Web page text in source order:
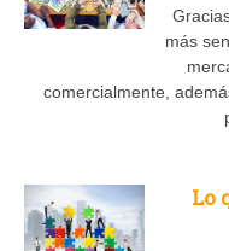
más
comercialmente,
Lo